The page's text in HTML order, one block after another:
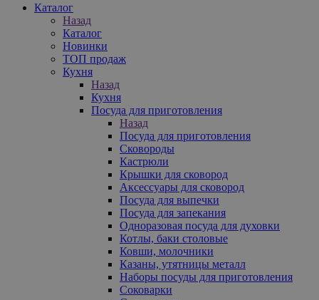
Каталог
Назад
Каталог
Новинки
ТОП продаж
Кухня
Назад
Кухня
Посуда для приготовления
Назад
Посуда для приготовления
Сковороды
Кастрюли
Крышки для сковород
Аксессуары для сковород
Посуда для выпечки
Посуда для запекания
Одноразовая посуда для духовки
Котлы, баки столовые
Ковши, молочники
Казаны, утятницы металл
Наборы посуды для приготовления
Соковарки